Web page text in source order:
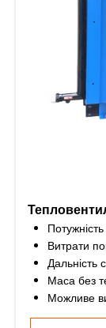
Витрати
Дальність
Маса без
Можливе